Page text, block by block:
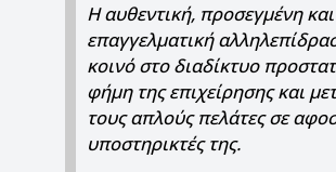
Η αυθεντική, προσεγμένη και
επαγγελματική
κοινό στο διαδίκτυο
φήμη της επιχείρησης και
τους απλούς πελάτες σε
υποστηρικτές της.